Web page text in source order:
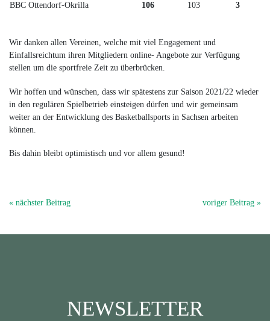
BBC Ottendorf-Okrilla
106 103 3
Wir danken allen Vereinen, welche mit viel Engagement und
Einfallsreichtum ihren Mitgliedern online- Angebote zur Verfügung
stellen um die sportfreie Zeit zu überbrücken.
Wir hoffen und wünschen, dass wir spätestens zur Saison 2021/22 wieder
in den regulären Spielbetrieb einsteigen dürfen und wir gemeinsam
weiter an der Entwicklung des Basketballsports in Sachsen arbeiten
können.
Bis dahin bleibt optimistisch und vor allem gesund!
« nächster Beitrag voriger Beitrag »
NEWSLETTER